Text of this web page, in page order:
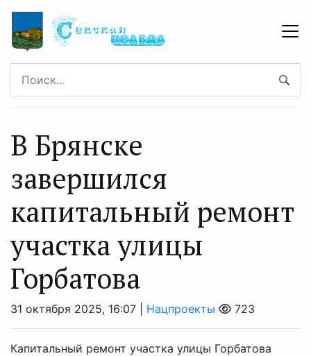
В Брянске
завершился
капитальный ремонт
участка улицы
Горбатова
31 октября 2025, 16:07 | Нацпроекты 723
Капитальный ремонт участка улицы Горбатова